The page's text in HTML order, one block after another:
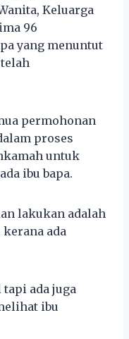
Keluarga
96
yang menuntut
permohonan
proses
untuk
ibu bapa.
lakukan adalah
ada
ada juga
ibu